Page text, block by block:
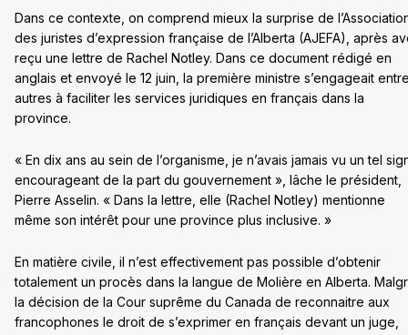
Dans ce contexte, on comprend mieux la surprise de
des juristes d’expression française de l’Alberta (AJEFA), après
reçu une lettre de Rachel Notley. Dans ce document rédigé en
anglais et envoyé le 12 juin, la première ministre s’engageait
autres à faciliter les services juridiques en français dans la
province.
« En dix ans au sein de l’organisme, je n’avais jamais vu un tel
encourageant de la part du gouvernement », lâche le président,
Pierre Asselin. « Dans la lettre, elle (Rachel Notley) mentionne
même son intérêt pour une province plus inclusive. »
En matière civile, il n’est effectivement pas possible d’obtenir
totalement un procès dans la langue de Molière en Alberta.
la décision de la Cour suprême du Canada de reconnaitre aux
francophones le droit de s’exprimer en français devant un juge,